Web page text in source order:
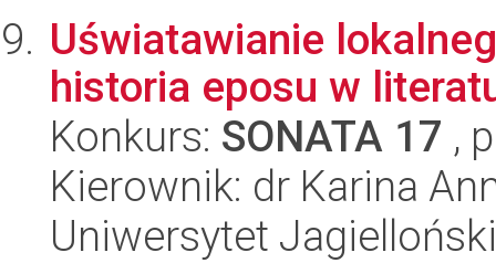
Uświatawianie
historia eposu w
Konkurs: SONATA 17 ,
Kierownik: dr Karina
Uniwersytet